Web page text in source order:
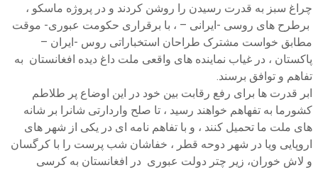
چراغ سبز به قدرت رسیدن را روشن کردند و در پروژه ماسکو ،
برطرح های روسی -ایرانی – ، با برقراری حکومت عبوری- موقت
مطابق خواست مشترک طراحان استخباراتی روس -ایران –
پاکستان ، در غیاب نماینده های واقعی ملت داغ دیده افغانستان به
تفاهم و توافق برسند.
ابر قدرت ها برای رفع رقابت بین خود در این اوضاع پر طلاطم
کشورما به تفهاهم خواهند رسید ، تا صلح واردارتی شانرا بر شانه
های ملت ما تحمیل کنند ، و با تفاهم نامه ای در یکی از شهر های
اروپایی ویا در شهر دوحه قطر ، خفاشان شب پرست را با کرگسان
و لاش خوران، زیر چتر دولت عبوری در افغانستان به کرسی